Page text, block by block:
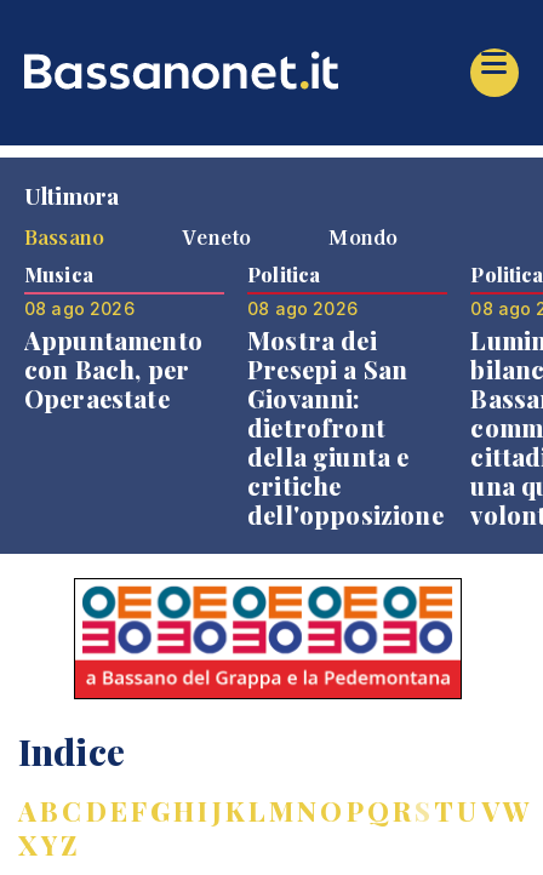
Ultimora
Bassano
Veneto Mondo
Musica
08 ago 2026
Appuntamento
con Bach, per
Operaestate
Politica
08 ago 2026
Mostra dei
Presepi a San
Giovanni:
dietrofront
della giunta e
critiche
dell'opposizione
Politica
08 ago
una
Indice
ABCDEFGHIJKLMNOPQRSTUVW
XYZ